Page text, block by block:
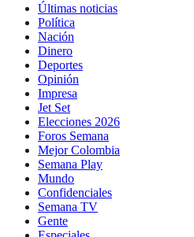
Últimas noticias
Política
Nación
Dinero
Deportes
Opinión
Impresa
Jet Set
Elecciones 2026
Foros Semana
Mejor Colombia
Semana Play
Mundo
Confidenciales
Semana TV
Gente